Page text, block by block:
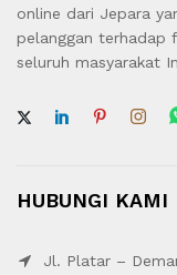
online dari Jepara
pelanggan terhadap
seluruh masyarakat
HUBUNGI KAMI
Jl. Platar –